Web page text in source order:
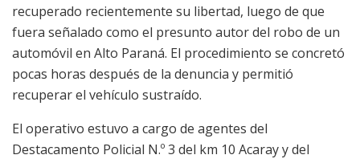
recuperado recientemente su libertad, luego de que
fuera señalado como el presunto autor del robo de un
automóvil en Alto Paraná. El procedimiento se concretó
pocas horas después de la denuncia y permitió
recuperar el vehículo sustraído.
El operativo estuvo a cargo de agentes del
Destacamento Policial N.º 3 del km 10 Acaray y del